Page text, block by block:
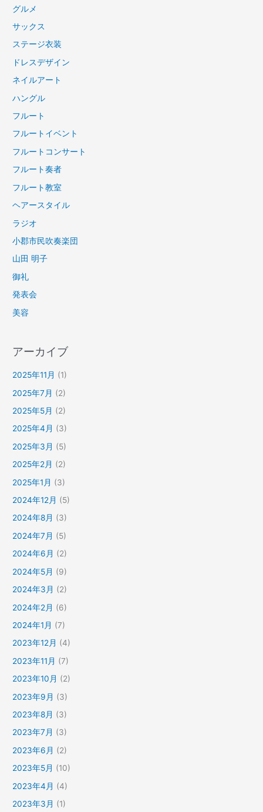
グルメ
サックス
ステージ衣装
ドレスデザイン
ネイルアート
ハングル
フルート
フルートイベント
フルートコンサート
フルート奏者
フルート教室
ヘアースタイル
ラジオ
小郡市民吹奏楽団
山田 明子
御礼
発表会
美容
アーカイブ
2025年11月 (1)
2025年7月 (2)
2025年5月 (2)
2025年4月 (3)
2025年3月 (5)
2025年2月 (2)
2025年1月 (3)
2024年12月 (5)
2024年8月 (3)
2024年7月 (5)
2024年6月 (2)
2024年5月 (9)
2024年3月 (2)
2024年2月 (6)
2024年1月 (7)
2023年12月 (4)
2023年11月 (7)
2023年10月 (2)
2023年9月 (3)
2023年8月 (3)
2023年7月 (3)
2023年6月 (2)
2023年5月 (10)
2023年4月 (4)
2023年3月 (1)